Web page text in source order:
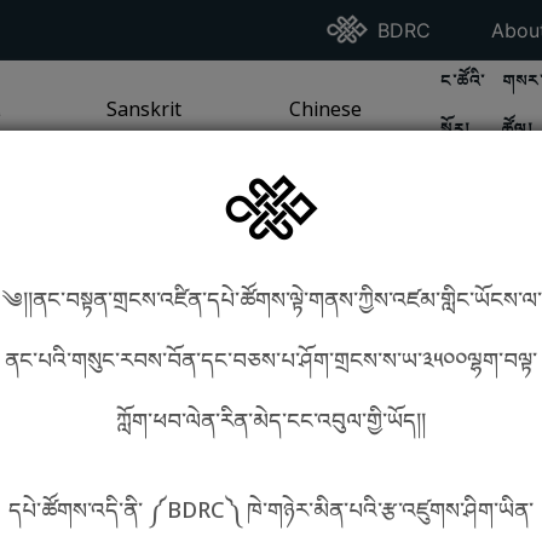
Go To BDRC
BDRC Go
/ SEA TRADITIONPAGE
GO TOSANSKRIT TRADITION
Sanskrit
GO TOCHINESE TRADITION
Chinese
GO TO
ང་ཚོའི་
སྐོར།
GO
ཚོལ།
༄།།ནང་བསྟན་གྲངས་འཛིན་དཔེ་ཚོགས་ལྟེ་གནས་ཀྱིས་འཛམ་གླིང་ཡོངས་ལ་
ནང་པའི་གསུང་རབས་བོན་དང་བཅས་པ་ཤོག་གྲངས་ས་ཡ་༣༥༠༠ལྷག་བལྟ་
ཀློག་ཕབ་ལེན་རིན་མེད་ངང་འབུལ་གྱི་ཡོད།།
དཔེ་ཚོགས་འདི་ནི་ ༼BDRC༽ ཁེ་གཉེར་མིན་པའི་རྩ་འཛུགས་ཤིག་ཡིན་
phonetics! How to find things?